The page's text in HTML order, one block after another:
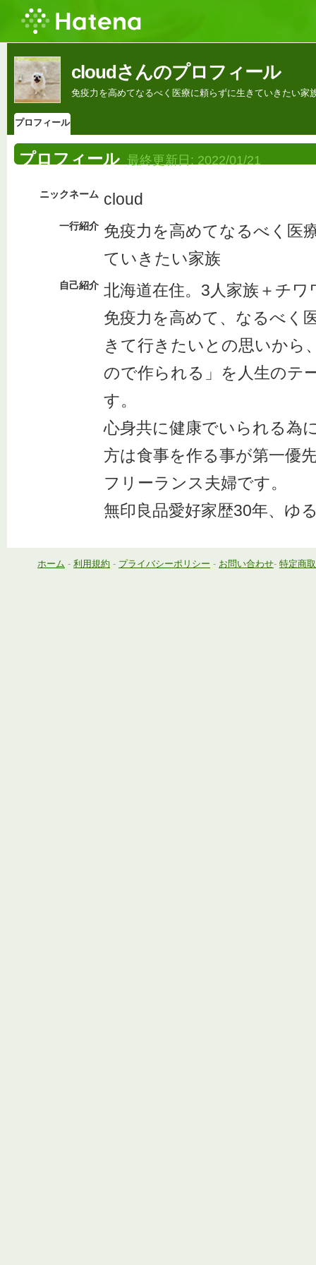
cloudさんのプロフィール
免疫力を高めてなるべく医療に頼らずに生きていきたい家
プロフィール
プロフィール 最終更新日: 2022/01/21
ニックネーム cloud
一行紹介 免疫力を高めてなるべく医
ていきたい家族
自己紹介 北海道在住。3人家族＋チワ
免疫力を高めて、なるべく
きて行きたいとの思いから
ので作られる」を人生のテ
す。
心身共に健康でいられる為
方は食事を作る事が第一優
フリーランス夫婦です。
無印良品愛好家歴30年、ゆ
ホーム - 利用規約 - プライバシーポリシー - お問い合わせ- 特定商